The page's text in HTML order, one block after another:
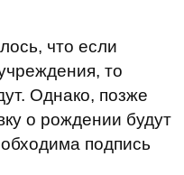
что если
то
Однако, позже
о рождении будут
подпись